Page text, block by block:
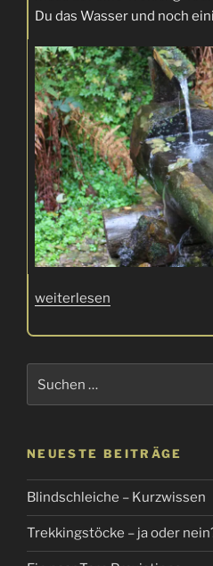
Du das Wasser und noch
„Wasserversorgung
Wandern“
weiterlesen
nach:
NEUESTE BEITRÄGE
Blindschleiche – Kurzwissen
Trekkingstöcke – ja oder